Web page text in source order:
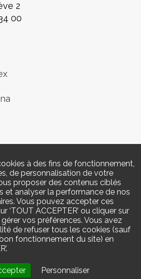
2
00
à des fins de fonctionnement,
de personnalisation de votre
proposer des contenus ciblés
et analyser la performance de nos
Vous pouvez accepter ces
‘TOUT ACCEPTER’ ou cliquer sur
gérer vos préférences. Vous avez
de refuser tous les cookies (sauf
fonctionnement du site) en
Personnaliser